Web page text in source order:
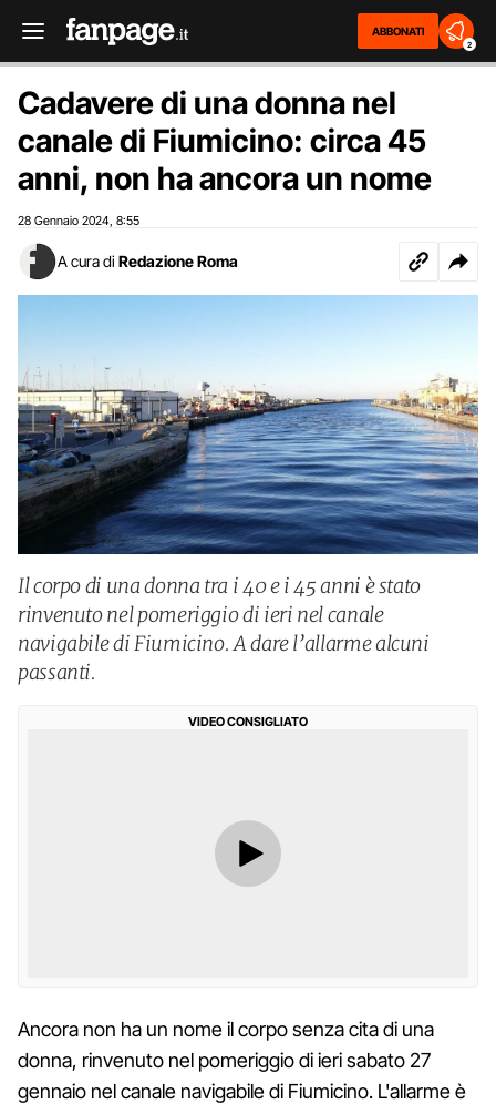
ABBONATI
2
Cadavere di una donna nel
canale di Fiumicino: circa 45
anni, non ha ancora un nome
28 Gennaio 2024 8:55
A cura di Redazione Roma
Il corpo di una donna tra i 40 e i 45 anni è stato
rinvenuto nel pomeriggio di ieri nel canale
navigabile di Fiumicino. A dare l’allarme alcuni
passanti.
VIDEO CONSIGLIATO
Ancora non ha un nome il corpo senza cita di una
donna, rinvenuto nel pomeriggio di ieri sabato 27
gennaio nel canale navigabile di Fiumicino. L'allarme è